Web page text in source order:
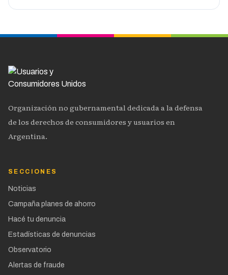
Organización no gubernamental dedicada a la defensa
de los derechos de consumidores y usuarios en
Argentina.
SECCIONES
Noticias
Campaña planes de ahorro
Hacé tu denuncia
Estadísticas de denuncias
Observatorio
Alertas de fraude